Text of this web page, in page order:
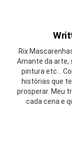
Rix
Amante da arte,
pintura etc...
histórias que
prosperar. Meu
cada cena e